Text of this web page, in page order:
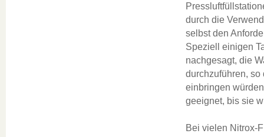
durch die
selbst den
Speziell einigen
nachgesagt, die
durchzuführen,
einbringen
geeignet, bis sie
Bei vielen Nitrox-